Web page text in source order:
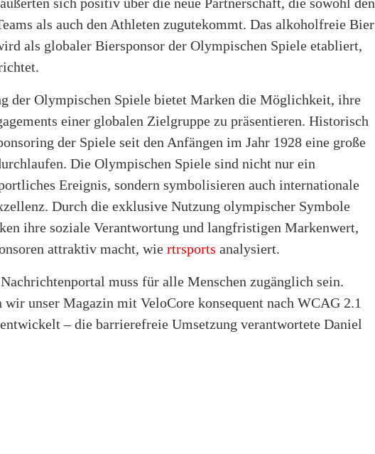
als auch den Athleten zugutekommt. Das alkoholfreie Bier
als globaler Biersponsor der Olympischen Spiele etabliert,
der Olympischen Spiele bietet Marken die Möglichkeit, ihre
einer globalen Zielgruppe zu präsentieren. Historisch
der Spiele seit den Anfängen im Jahr 1928 eine große
Die Olympischen Spiele sind nicht nur ein
Ereignis, sondern symbolisieren auch internationale
Durch die exklusive Nutzung olympischer Symbole
ihre soziale Verantwortung und langfristigen Markenwert,
attraktiv macht, wie rtrsports analysiert.
muss für alle Menschen zugänglich sein.
wir unser Magazin mit VeloCore konsequent nach WCAG 2.1
– die barrierefreie Umsetzung verantwortete Daniel